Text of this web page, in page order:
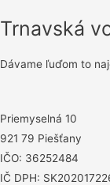
Trnavská
Dávame ľuďom to
Priemyselná 10
921 79 Piešťany
IČO: 36252484
IČ DPH: